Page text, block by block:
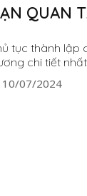
QUAN
tục thành lập
chi tiết
10/07/2024